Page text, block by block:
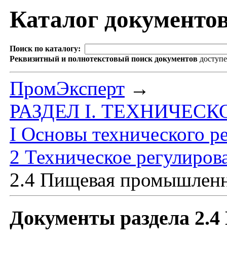
Каталог
Поиск по каталогу:
Реквизитный и полнотекстовый поиск документов
ПромЭксперт →
РАЗДЕЛ I.
I Основы технического
2 Техническое
2.4 Пищевая
Документы раздела